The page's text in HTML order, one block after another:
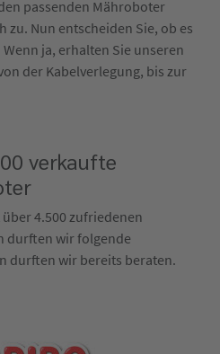
passenden Mähroboter
zu. Nun entscheiden Sie, ob es
ja, erhalten Sie unseren
der Kabelverlegung, bis zur
verkaufte
4.500 zufriedenen
durften wir folgende
durften wir bereits beraten.